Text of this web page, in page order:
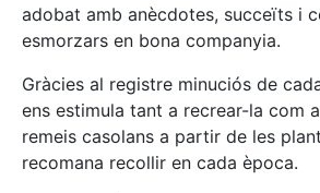
adobat amb anècdotes, succeïts i
esmorzars en bona companyia.
Gràcies al registre minuciós de
ens estimula tant a recrear-la com
remeis casolans a partir de les
recomana recollir en cada època.